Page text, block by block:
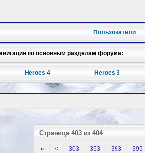
Пользователи
по основным разделам форума:
Heroes 4 Heroes 3
Страница 403 из 404
« < 303 353 393 395